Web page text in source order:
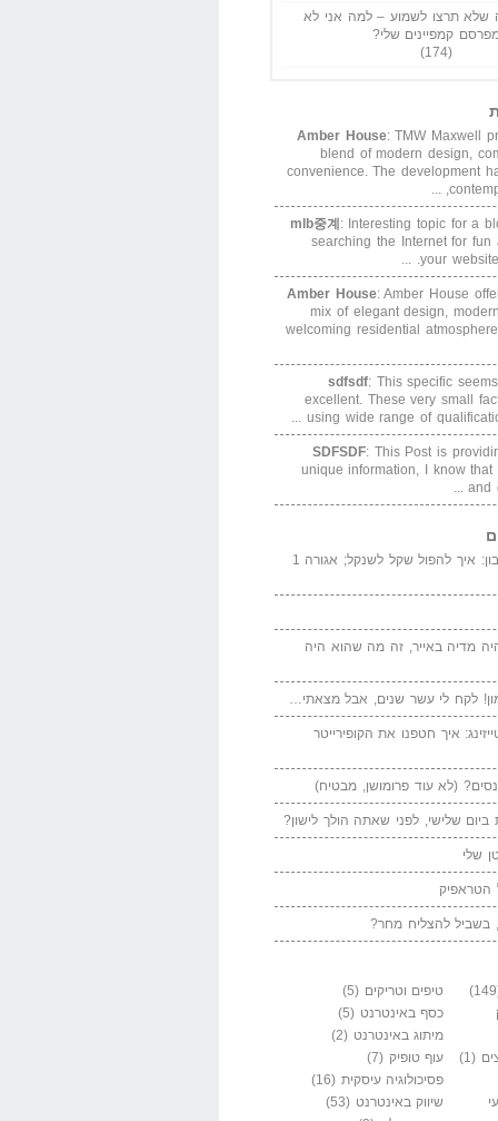
תרצו לשמוע – למה אני לא
קמפיינים שלי?
(174)
Amber House: TMW Maxwell
blend of modern design,
convenience. The development
mlb중계 : Interesting topic for a
searching the Internet for fun
your
Amber House: Amber House
mix of elegant design,
welcoming residential
sdfsdf: This specific
excellent. These very small
using wide range of
SDFSDF: This Post is
unique information, I know
and
המדייה באייר הנבון: איך להפול שקל לשנקל; אגורה 1
מדיה באייר, זה מה שהוא היה
לקח לי עשר שנים, אבל מצאתי…
איך חטפנו את הקופירייטר
(לא עוד פרומושן, מבטיח)
שלישי, לפני שאתה הולך לישון?
שלי
הטראפיק
בשביל להצליח מחר?
טיפים וטריקים (5)
כסף באינטרנט (5)
מיתוג באינטרנט (2)
(1) עוף טופיק (7)
פסיכולוגיה עיסקית (16)
שיווק באינטרנט (53)